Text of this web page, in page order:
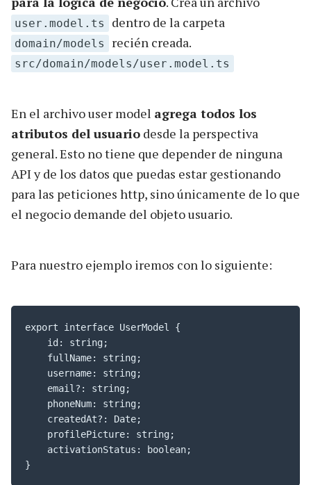
user.model.ts dentro de la carpeta
domain/models recién creada.
src/domain/models/user.model.ts
En el archivo user model agrega todos los
atributos del usuario desde la perspectiva
general. Esto no tiene que depender de ninguna
API y de los datos que puedas estar gestionando
para las peticiones http, sino únicamente de lo que
el negocio demande del objeto usuario.
Para nuestro ejemplo iremos con lo siguiente:
export interface UserModel {
    id: string;
    fullName: string;
    username: string;
    email?: string;
    phoneNum: string;
    createdAt?: Date;
    profilePicture: string;
    activationStatus: boolean;
}